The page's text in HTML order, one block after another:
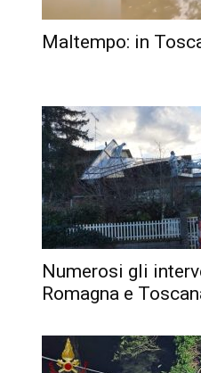
Maltempo: in
Numerosi gli
Romagna e